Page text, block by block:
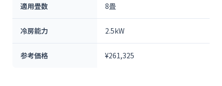
適用畳数 8畳
冷房能力 2.5kW
参考価格 ¥261,325